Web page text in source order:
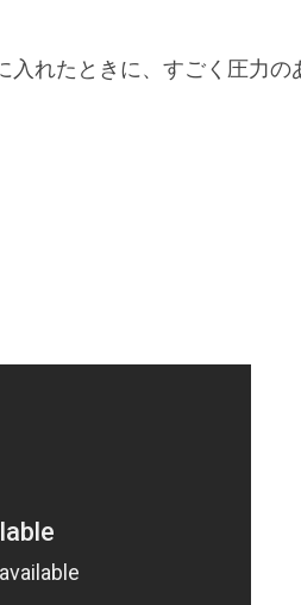
れたときに、すごく圧力の